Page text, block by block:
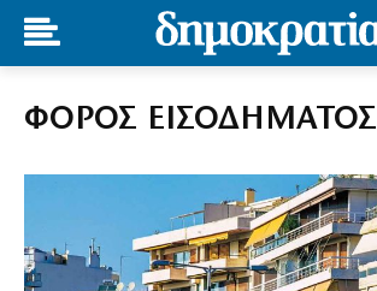
ΦΟΡΟΣ ΕΙΣΟΔΗΜΑΤΟΣ